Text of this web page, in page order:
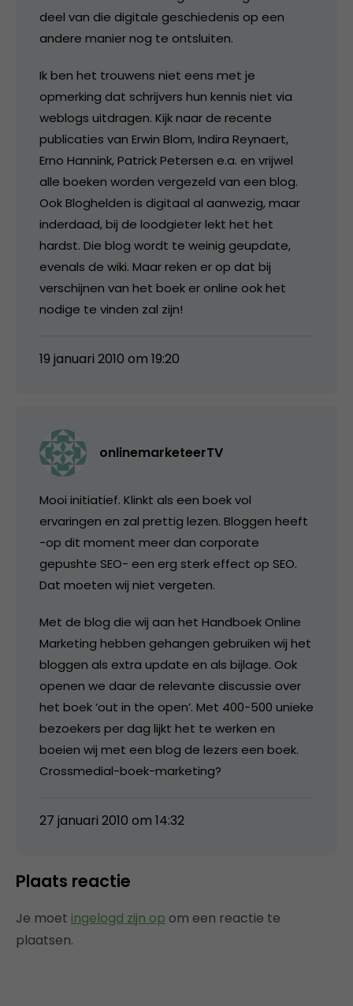
deel van die digitale geschiedenis op een
andere manier nog te ontsluiten.
Ik ben het trouwens niet eens met je
opmerking dat schrijvers hun kennis niet via
weblogs uitdragen. Kijk naar de recente
publicaties van Erwin Blom, Indira Reynaert,
Erno Hannink, Patrick Petersen e.a. en vrijwel
alle boeken worden vergezeld van een blog.
Ook Bloghelden is digitaal al aanwezig, maar
inderdaad, bij de loodgieter lekt het het
hardst. Die blog wordt te weinig geupdate,
evenals de wiki. Maar reken er op dat bij
verschijnen van het boek er online ook het
nodige te vinden zal zijn!
19 januari 2010 om 19:20
onlinemarketeerTV
Mooi initiatief. Klinkt als een boek vol
ervaringen en zal prettig lezen. Bloggen heeft
-op dit moment meer dan corporate
gepushte SEO- een erg sterk effect op SEO.
Dat moeten wij niet vergeten.
Met de blog die wij aan het Handboek Online
Marketing hebben gehangen gebruiken wij het
bloggen als extra update en als bijlage. Ook
openen we daar de relevante discussie over
het boek ‘out in the open’. Met 400-500 unieke
bezoekers per dag lijkt het te werken en
boeien wij met een blog de lezers een boek.
Crossmedial-boek-marketing?
27 januari 2010 om 14:32
Plaats reactie
Je moet ingelogd zijn op om een reactie te
plaatsen.